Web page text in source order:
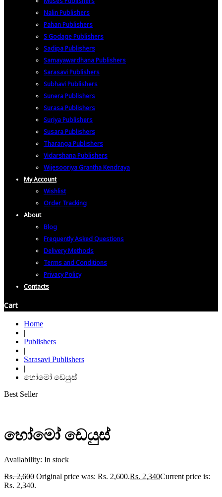
Nalin Publishers
Pahan Publishers
S Godage Publishers
Sadipa Publishers
Samayawardhana Publishers
Sarasavi Publishers
Subhavi Publishers
Sunera Publishers
Surasa Publishers
Suriya Publishers
Susara Publishers
Tharanga Publishers
Vidarshana Publishers
Wijesooriya Grantha Kendraya
My Account
Wishlist
Order Tracking
About
Blog
Frequently Asked Questions
Delivery Methods
Terms and Conditions
Privacy Policy
Contacts
Cart
Home
|
Publishers
|
Sarasavi Publishers
|
හෝමෝ ඩෙයුස්
Best Seller
හෝමෝ ඩෙයුස්
Availability: In stock
Rs.2,600 Original price was: Rs. 2,600.Rs. 2,340Current price is:
Rs. 2,340.